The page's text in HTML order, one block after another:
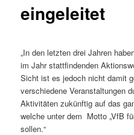
eingeleitet
„In den letzten drei Jahren
im Jahr stattfindenden
Sicht ist es jedoch nicht damit
verschiedene Veranstaltungen
Aktivitäten zukünftig auf das
welche unter dem Motto „VfB
sollen.“